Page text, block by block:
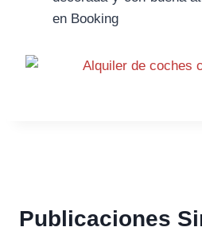
en Booking
Publicaciones